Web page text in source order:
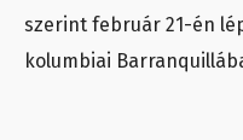
szerint február 21-én
kolumbiai